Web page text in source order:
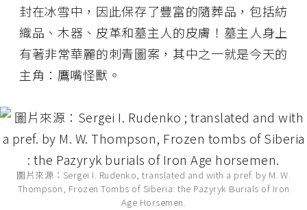
封在冰雪中，因此保存了豐富的隨葬品，包括紡
織品、木器、皮革和墓主人的皮膚！墓主人身上
有著非常華麗的刺青圖案，其中之一就是今天的
主角：鷹嘴怪獸。
圖片來源：Sergei I. Rudenko, translated and with a pref. by M. W.
Thompson, Frozen Tombs of Siberia: the Pazyryk Burials of Iron
Age Horsemen.